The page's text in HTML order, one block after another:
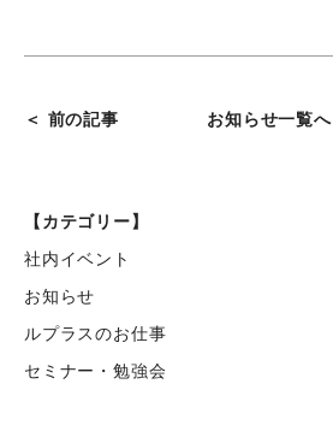
＜ 前の記事 お知らせ一覧へ
【カテゴリー】
社内イベント
お知らせ
ルプラスのお仕事
セミナー・勉強会